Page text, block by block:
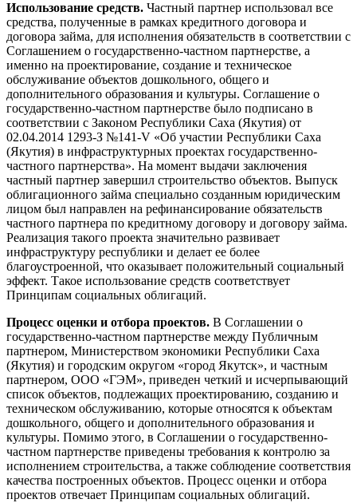
Использование средств. Частный партнер использовал все
средства, полученные в рамках кредитного договора и
договора займа, для исполнения обязательств в соответствии с
Соглашением о государственно-частном партнерстве, а
именно на проектирование, создание и техническое
обслуживание объектов дошкольного, общего и
дополнительного образования и культуры. Соглашение о
государственно-частном партнерстве было подписано в
соответствии с Законом Республики Саха (Якутия) от
02.04.2014 1293-З №141-V «Об участии Республики Саха
(Якутия) в инфраструктурных проектах государственно-
частного партнерства». На момент выдачи заключения
частный партнер завершил строительство объектов. Выпуск
облигационного займа специально созданным юридическим
лицом был направлен на рефинансирование обязательств
частного партнера по кредитному договору и договору займа.
Реализация такого проекта значительно развивает
инфраструктуру республики и делает ее более
благоустроенной, что оказывает положительный социальный
эффект. Такое использование средств соответствует
Принципам социальных облигаций.
Процесс оценки и отбора проектов. В Соглашении о
государственно-частном партнерстве между Публичным
партнером, Министерством экономики Республики Саха
(Якутия) и городским округом «город Якутск», и частным
партнером, ООО «ГЭМ», приведен четкий и исчерпывающий
список объектов, подлежащих проектированию, созданию и
техническом обслуживанию, которые относятся к объектам
дошкольного, общего и дополнительного образования и
культуры. Помимо этого, в Соглашении о государственно-
частном партнерстве приведены требования к контролю за
исполнением строительства, а также соблюдение соответствия
качества построенных объектов. Процесс оценки и отбора
проектов отвечает Принципам социальных облигаций.